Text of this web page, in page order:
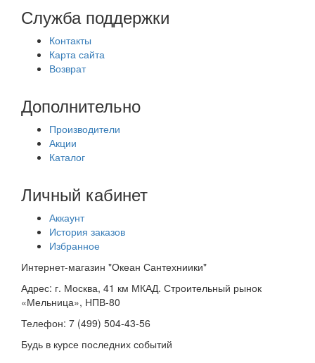
Служба поддержки
Контакты
Карта сайта
Возврат
Дополнительно
Производители
Акции
Каталог
Личный кабинет
Аккаунт
История заказов
Избранное
Интернет-магазин "Океан Сантехниики"
Адрес: г. Москва, 41 км МКАД. Строительный рынок
«Мельница», НПВ-80
Телефон: 7 (499) 504-43-56
Будь в курсе последних событий